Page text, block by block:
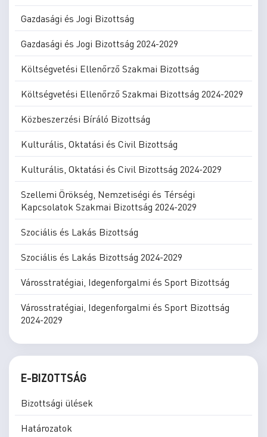
Gazdasági és Jogi Bizottság
Gazdasági és Jogi Bizottság 2024-2029
Költségvetési Ellenőrző Szakmai Bizottság
Költségvetési Ellenőrző Szakmai Bizottság 2024-2029
Közbeszerzési Bíráló Bizottság
Kulturális, Oktatási és Civil Bizottság
Kulturális, Oktatási és Civil Bizottság 2024-2029
Szellemi Örökség, Nemzetiségi és Térségi
Kapcsolatok Szakmai Bizottság 2024-2029
Szociális és Lakás Bizottság
Szociális és Lakás Bizottság 2024-2029
Városstratégiai, Idegenforgalmi és Sport Bizottság
Városstratégiai, Idegenforgalmi és Sport Bizottság
2024-2029
E-BIZOTTSÁG
Bizottsági ülések
Határozatok